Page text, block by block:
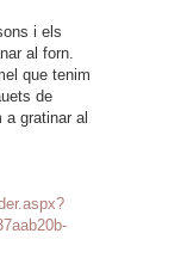
i els
al forn.
que tenim
de
gratinar al